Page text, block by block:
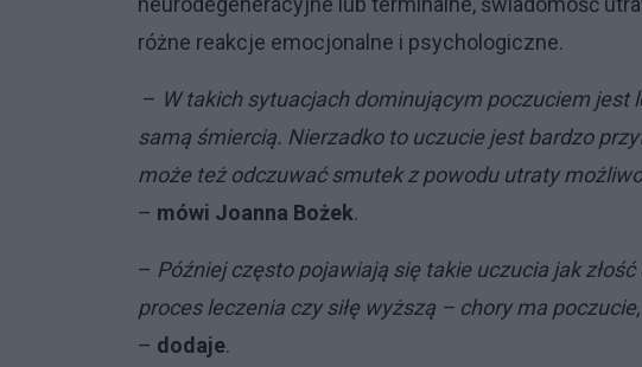
różne reakcje emocjonalne i psychologiczne.
– W takich sytuacjach dominującym poczuciem
samą śmiercią. Nierzadko to uczucie jest bardzo
może też odczuwać smutek z powodu utraty
– mówi Joanna Bożek.
– Później często pojawiają się takie uczucia jak
proces leczenia czy siłę wyższą – chory ma
– dodaje.